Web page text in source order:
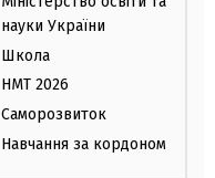
науки України
Школа
НМТ 2026
Саморозвиток
Навчання за кордоном